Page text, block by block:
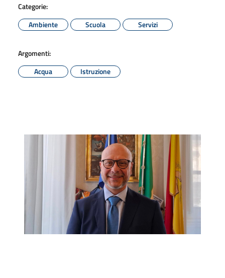
Categorie:
Ambiente
Scuola Servizi
Argomenti:
Acqua
Istruzione